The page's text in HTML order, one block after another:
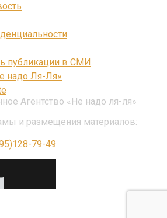
Агентство «Не надо ля-ля»
и размещения материалов:
79-49
публикации в СМИ
надо Ля-Ля»